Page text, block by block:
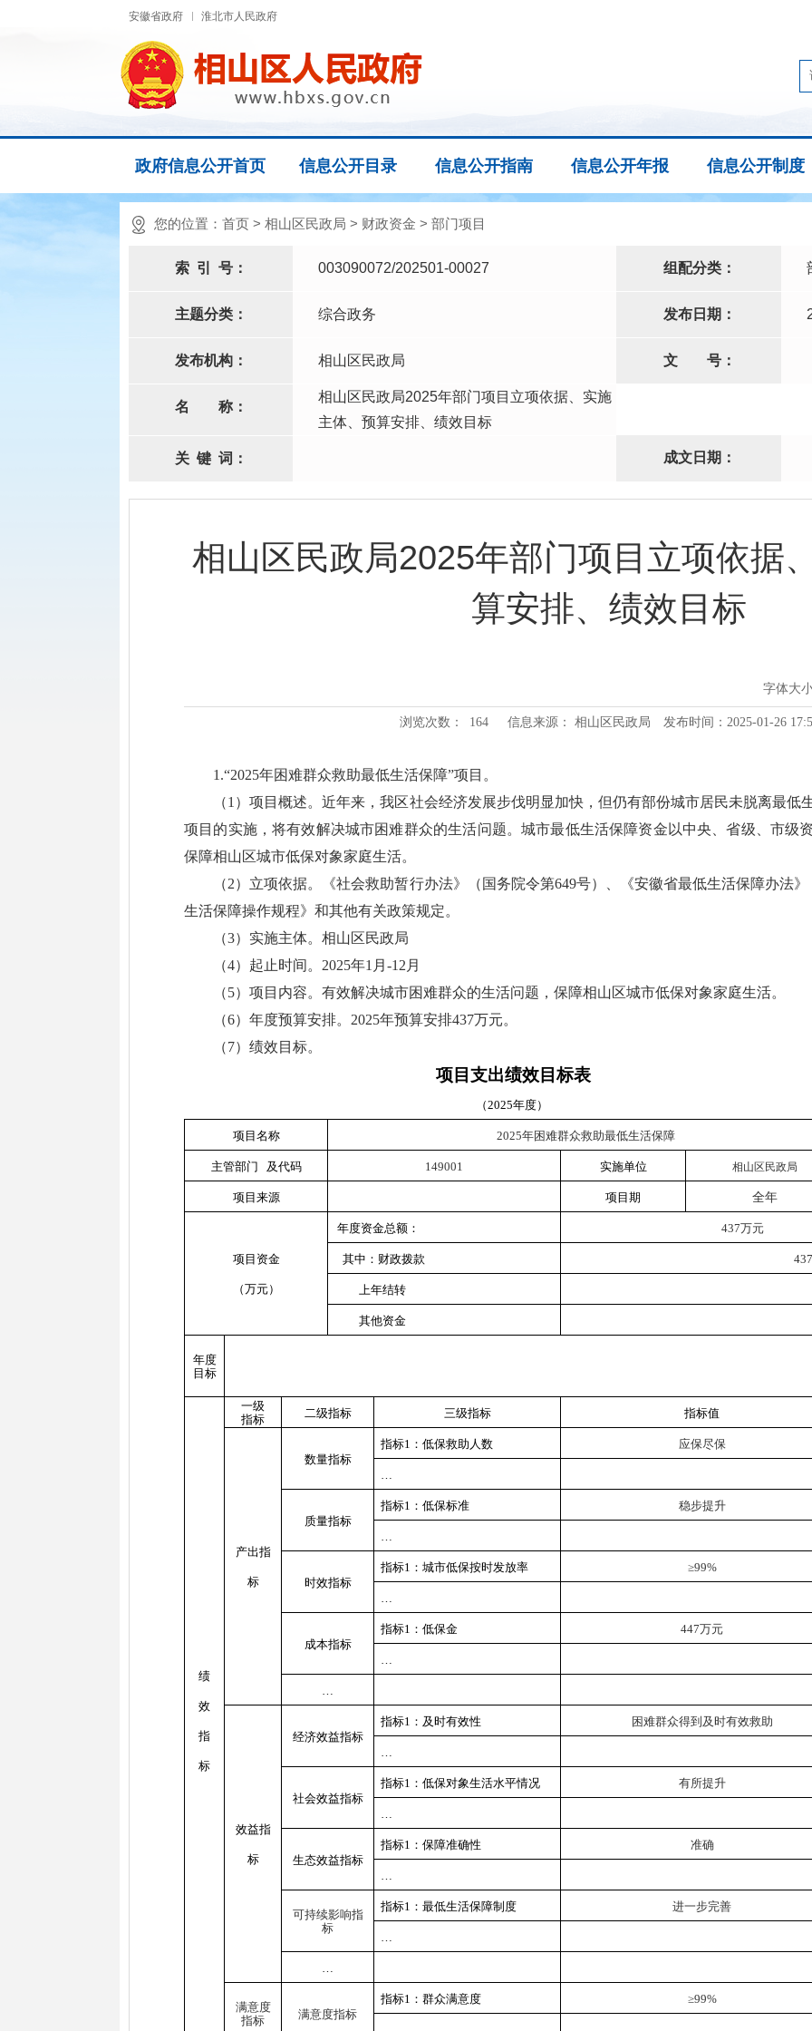
安徽省政府 淮北市人民政府
政府信息公开首页 信息公开目录 信息公开指南 信息公开年报 信息公开制度
您的位置： 首页 > 相山区民政局 > 财政资金 > 部门项目
索 引 号： 003090072/202501-00027 组配分类：
主题分类： 综合政务 发布日期：
发布机构： 相山区民政局 文 号：
名 称：
相山区民政局2025年部门项目立项依据、实施
主体、预算安排、绩效目标
关 键 词： 成文日期：
相山区民政局2025年部门项目立项依据
算安排、绩效目标
字体大
浏览次数： 164 信息来源： 相山区民政局 发布时间：2025-01-26
1.“2025年困难群众救助最低生活保障”项目。
（1）项目概述。近年来，我区社会经济发展步伐明显加快，但仍有部份城市居民未脱离最低
项目的实施，将有效解决城市困难群众的生活问题。城市最低生活保障资金以中央、省级、市级
保障相山区城市低保对象家庭生活。
（2）立项依据。《社会救助暂行办法》（国务院令第649号）、《安徽省最低生活保障办法
生活保障操作规程》和其他有关政策规定。
（3）实施主体。相山区民政局
（4）起止时间。2025年1月-12月
（5）项目内容。有效解决城市困难群众的生活问题，保障相山区城市低保对象家庭生活。
（6）年度预算安排。2025年预算安排437万元。
（7）绩效目标。
项目支出绩效目标表
（2025年度）
项目名称 2025年困难群众救助最低生活保障
主管部门 及代码 149001 实施单位 相山区民政局
项目来源 项目期 全年
项目资金
（万元）
年度资金总额： 437万元
其中：财政拨款
上年结转
其他资金
年度
目标
绩
效
指
标
一级
指标
二级指标 三级指标 指标值
产出指
标
数量指标
指标1：低保救助人数 应保尽保
…
质量指标
指标1：低保标准 稳步提升
…
时效指标
指标1：城市低保按时发放率 ≥99%
…
成本指标
指标1：低保金 447万元
…
…
效益指
标
经济效益指标
指标1：及时有效性 困难群众得到及时有效救助
…
社会效益指标
指标1：低保对象生活水平情况 有所提升
…
生态效益指标
指标1：保障准确性 准确
…
可持续影响指
标
指标1：最低生活保障制度 进一步完善
…
…
满意度
指标
满意度指标
指标1：群众满意度 ≥99%